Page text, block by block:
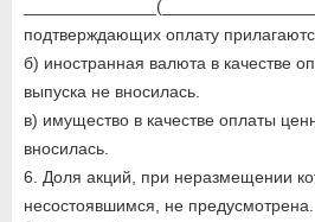
подтверждающих оплату
б) иностранная валюта в качестве
выпуска не вносилась.
в) имущество в качестве оплаты
вносилась.
6. Доля акций, при неразмещении
несостоявшимся, не предусмотрена.